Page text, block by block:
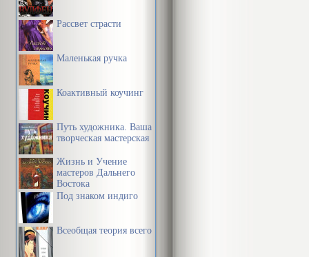
Рассвет страсти
Маленькая ручка
Коактивный коучинг
Путь художника. Ваша
творческая мастерская
Жизнь и Учение
мастеров Дальнего
Востока
Под знаком индиго
Всеобщая теория всего